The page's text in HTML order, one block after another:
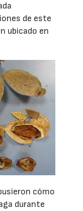
de este
ubicado en
cómo
durante